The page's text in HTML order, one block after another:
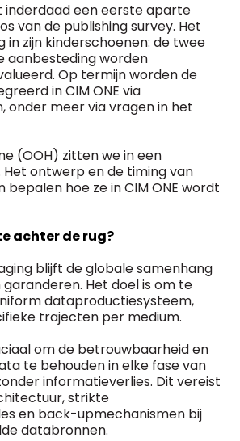
inderdaad een eerste aparte
van de publishing survey. Het
zijn kinderschoenen: de twee
aanbesteding worden
Op termijn worden de
in CIM ONE via
onder meer via vragen in het
(OOH) zitten we in een
Het ontwerp en de timing van
bepalen hoe ze in CIM ONE wordt
achter de rug?
blijft de globale samenhang
Het doel is om te
dataproductiesysteem,
trajecten per medium.
om de betrouwbaarheid en
te behouden in elke fase van
informatieverlies. Dit vereist
strikte
en back-upmechanismen bij
databronnen.